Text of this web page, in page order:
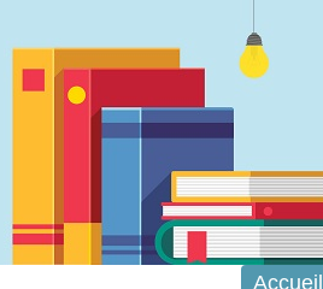
Accueil